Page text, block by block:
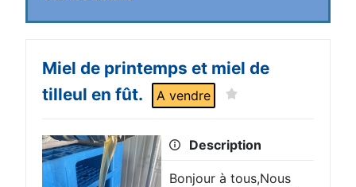
Miel de printemps et miel de
tilleul en fût.
A vendre
Description
Bonjour à tous,Nous